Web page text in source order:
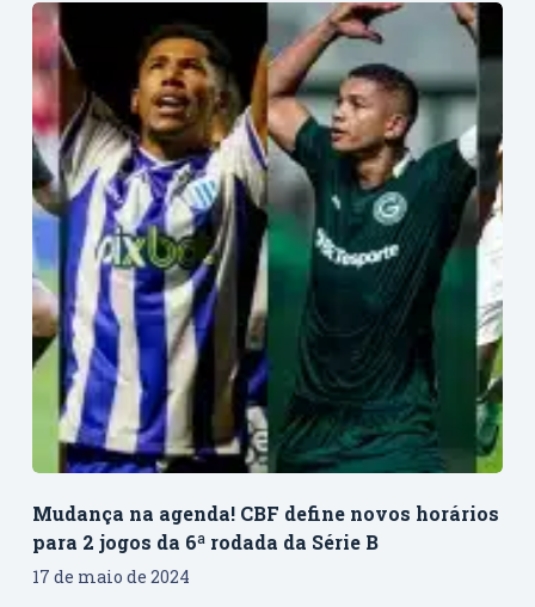
Mudança na agenda! CBF define novos horários
para 2 jogos da 6ª rodada da Série B
17 de maio de 2024